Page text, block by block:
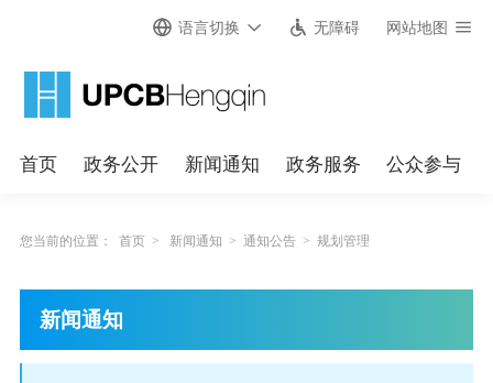
语言切换 无障碍 网站地图
首页 政务公开 新闻通知 政务服务 公众参与
您当前的位置： 首页 > 新闻通知 > 通知公告 > 规划管理
新闻通知